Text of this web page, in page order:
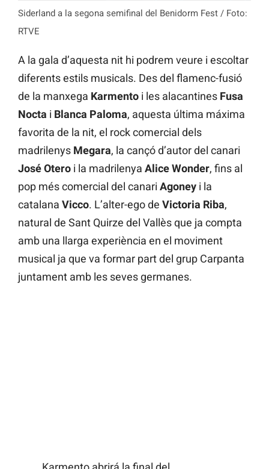
Siderland a la segona semifinal del Benidorm Fest / Foto:
RTVE
A la gala d’aquesta nit hi podrem veure i escoltar
diferents estils musicals. Des del flamenc-fusió
de la manxega Karmento i les alacantines Fusa
Nocta i Blanca Paloma, aquesta última máxima
favorita de la nit, el rock comercial dels
madrilenys Megara, la cançó d’autor del canari
José Otero i la madrilenya Alice Wonder, fins al
pop més comercial del canari Agoney i la
catalana Vicco. L’alter-ego de Victoria Riba,
natural de Sant Quirze del Vallès que ja compta
amb una llarga experiència en el moviment
musical ja que va formar part del grup Carpanta
juntament amb les seves germanes.